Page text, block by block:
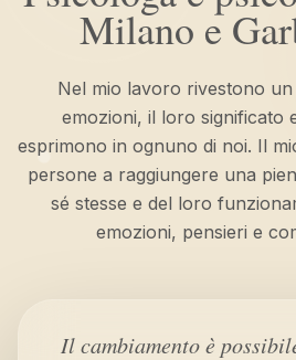
Milano e
Nel mio lavoro rivestono
emozioni, il loro significato
esprimono in ognuno di noi. Il
persone a raggiungere una
sé stesse e del loro
emozioni, pensieri e
Il cambiamento è